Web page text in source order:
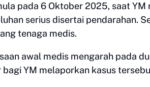
pada 6 Oktober 2025, saat
serius disertai pendarahan.
tenaga medis.
awal medis mengarah pada
bagi YM melaporkan kasus